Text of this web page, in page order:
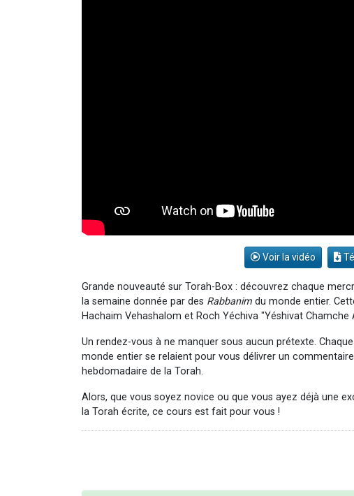
Voir la vidéo
Grande nouveauté sur Torah-Box : découvrez chaque
la semaine donnée par des Rabbanim du monde entier.
Hachaim Vehashalom et Roch Yéchiva "Yéshivat Chamche
Un rendez-vous à ne manquer sous aucun prétexte.
monde entier se relaient pour vous délivrer un
hebdomadaire de la Torah.
Alors, que vous soyez novice ou que vous ayez déjà une
la Torah écrite, ce cours est fait pour vous !